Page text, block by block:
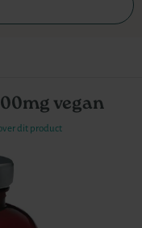
vegan
dit product